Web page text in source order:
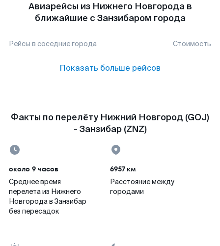
Авиарейсы из Нижнего Новгорода в
ближайшие с Занзибаром города
Рейсы в соседние города Стоимость
Показать больше рейсов
Факты по перелёту Нижний Новгород (GOJ)
- Занзибар (ZNZ)
около 9 часов
Среднее время
перелета из Нижнего
Новгорода в Занзибар
без пересадок
6957 км
Расстояние между
городами